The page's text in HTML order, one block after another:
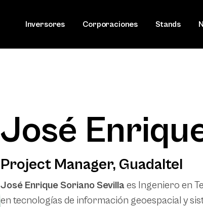
Inversores Corporaciones Stands
José
Project Manager, Guadaltel
José Enrique Soriano Sevillaes Ingeniero en
en tecnologías de información geoespacial y